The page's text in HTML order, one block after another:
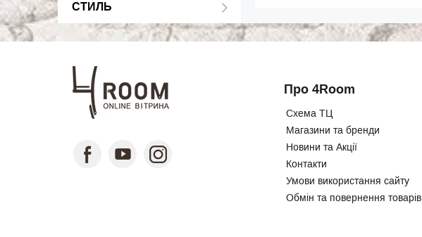
СТИЛЬ
Про 4Room
Схема ТЦ
Магазини та бренди
Новини та Акції
Контакти
Умови використання сайту
Обмін та повернення товарів